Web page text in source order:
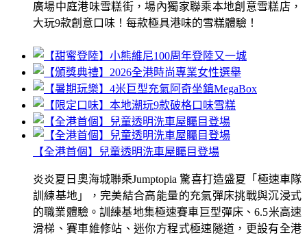
廣場中庭港味雪糕街，場內獨家聯乘本地創意雪糕店，
大玩9款創意口味！每款極具港味的雪糕體驗！
【全港首個】兒童透明洗車屋矚目登場
炎炎夏日奧海城聯乘Jumptopia 驚喜打造盛夏「極速車隊
訓練基地」，完美結合高能量的充氣彈床挑戰與沉浸式
的職業體驗。訓練基地集極速賽車巨型彈床、6.5米高速
滑梯、賽車維修站、迷你方程式極速隧道，更設有全港